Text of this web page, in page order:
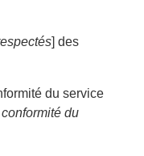
] des
du service
du